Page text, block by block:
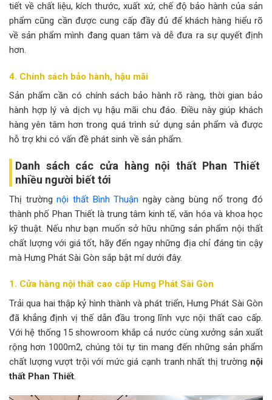
tiết về chất liệu, kích thước, xuất xứ, chế độ bảo hành của sản
phẩm cũng cần được cung cấp đầy đủ để khách hàng hiểu rõ
về sản phẩm mình đang quan tâm và dễ đưa ra sự quyết định
hơn.
4. Chính sách bảo hành, hậu mãi
Sản phẩm cần có chính sách bảo hành rõ ràng, thời gian bảo
hành hợp lý và dịch vụ hậu mãi chu đáo. Điều này giúp khách
hàng yên tâm hơn trong quá trình sử dụng sản phẩm và được
hỗ trợ khi có vấn đề phát sinh về sản phẩm.
Danh sách các cửa hàng nội thất Phan Thiết
nhiều người biết tới
Thị trườngnội thất Bình Thuận ngày càng bùng nổ trong đó
thành phố Phan Thiết là trung tâm kinh tế, văn hóa và khoa học
kỹ thuật. Nếu như bạn muốn sở hữu những sản phẩm nội thất
chất lượng với giá tốt, hãy đến ngay những địa chỉ đáng tin cậy
mà Hưng Phát Sài Gòn sắp bật mí dưới đây.
1. Cửa hàng nội thất cao cấp Hưng Phát Sài Gòn
Trải qua hai thập kỷ hình thành và phát triển, Hưng Phát Sài Gòn
đã khẳng định vị thế dẫn đầu trong lĩnh vực nội thất cao cấp.
Với hệ thống 15 showroom khắp cả nước cùng xưởng sản xuất
rộng hơn 1000m2, chúng tôi tự tin mang đến những sản phẩm
chất lượng vượt trội với mức giá cạnh tranh nhất thị trường nội
thất Phan Thiết